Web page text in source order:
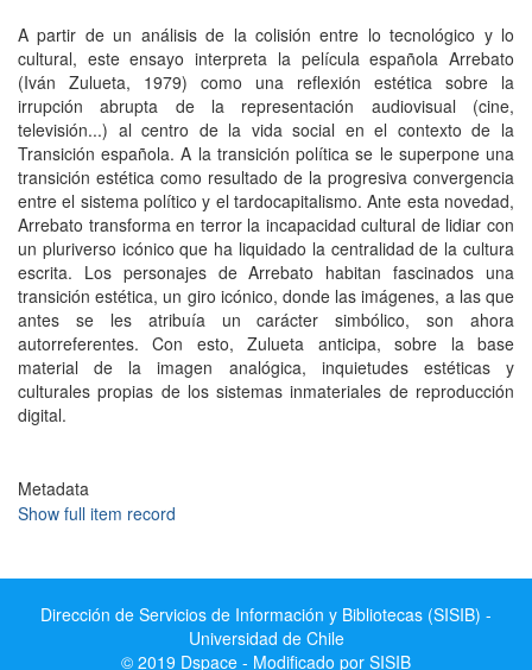
A partir de un análisis de la colisión entre lo tecnológico y lo
cultural, este ensayo interpreta la película española Arrebato
(Iván Zulueta, 1979) como una reflexión estética sobre la
irrupción abrupta de la representación audiovisual (cine,
televisión...) al centro de la vida social en el contexto de la
Transición española. A la transición política se le superpone una
transición estética como resultado de la progresiva convergencia
entre el sistema político y el tardocapitalismo. Ante esta novedad,
Arrebato transforma en terror la incapacidad cultural de lidiar con
un pluriverso icónico que ha liquidado la centralidad de la cultura
escrita. Los personajes de Arrebato habitan fascinados una
transición estética, un giro icónico, donde las imágenes, a las que
antes se les atribuía un carácter simbólico, son ahora
autorreferentes. Con esto, Zulueta anticipa, sobre la base
material de la imagen analógica, inquietudes estéticas y
culturales propias de los sistemas inmateriales de reproducción
digital.
Metadata
Show full item record
Dirección de Servicios de Información y Bibliotecas (SISIB) -
Universidad de Chile
© 2019 Dspace - Modificado por SISIB